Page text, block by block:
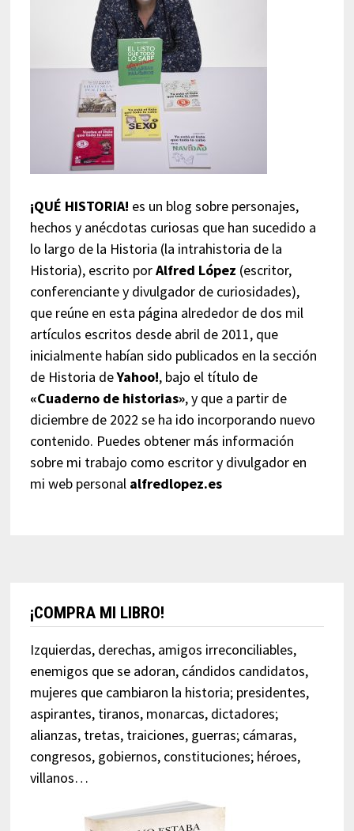
¡QUÉ HISTORIA! es un blog sobre personajes,
hechos y anécdotas curiosas que han sucedido a
lo largo de la Historia (la intrahistoria de la
Historia), escrito porAlfred López (escritor,
conferenciante y divulgador de curiosidades),
que reúne en esta página alrededor de dos mil
artículos escritos desde abril de 2011, que
inicialmente habían sido publicados en la sección
de Historia deYahoo!, bajo el título de
«Cuaderno de historias», y que a partir de
diciembre de 2022 se ha ido incorporando nuevo
contenido. Puedes obtener más información
sobre mi trabajo como escritor y divulgador en
mi web personal alfredlopez.es
¡COMPRA MI LIBRO!
Izquierdas, derechas, amigos irreconciliables,
enemigos que se adoran, cándidos candidatos,
mujeres que cambiaron la historia; presidentes,
aspirantes, tiranos, monarcas, dictadores;
alianzas, tretas, traiciones, guerras; cámaras,
congresos, gobiernos, constituciones; héroes,
villanos…